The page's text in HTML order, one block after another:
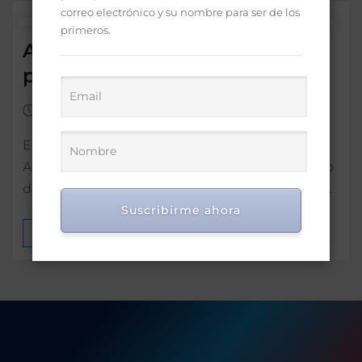
Antoliano Peralta resalta
proyección SDN
El consultor jurídico del Poder Ejecutivo,
Antoliano Peralta Romero, resaltó el crecimiento
demográfico y el auge inmobiliario, así como el…
MÁS INFORMACIÓN
correo electrónico y su nombre para ser de los
primeros.
Suscribirme ahora